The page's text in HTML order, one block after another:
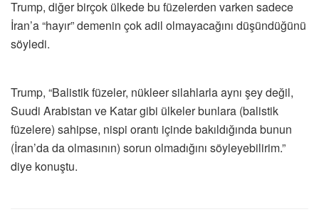
Trump, diğer birçok ülkede bu füzelerden varken sadece
İran’a “hayır” demenin çok adil olmayacağını düşündüğünü
söyledi.
Trump, “Balistik füzeler, nükleer silahlarla aynı şey değil,
Suudi Arabistan ve Katar gibi ülkeler bunlara (balistik
füzelere) sahipse, nispi orantı içinde bakıldığında bunun
(İran’da da olmasının) sorun olmadığını söyleyebilirim.”
diye konuştu.